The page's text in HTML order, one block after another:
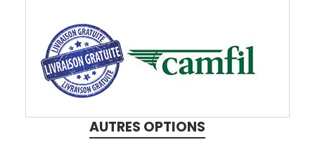
AUTRES OPTIONS